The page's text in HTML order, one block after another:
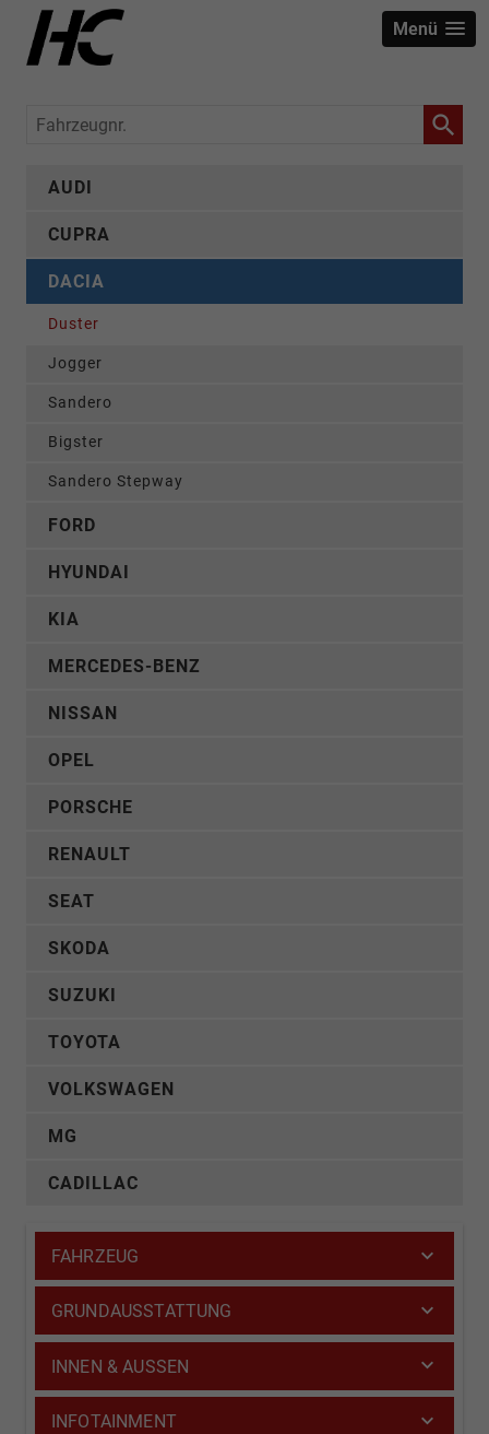
Menü
Fahrzeugnr.
AUDI
CUPRA
DACIA
Duster
Jogger
Sandero
Bigster
Sandero Stepway
FORD
HYUNDAI
KIA
MERCEDES-BENZ
NISSAN
OPEL
PORSCHE
RENAULT
SEAT
SKODA
SUZUKI
TOYOTA
VOLKSWAGEN
MG
CADILLAC
FAHRZEUG
GRUNDAUSSTATTUNG
INNEN & AUSSEN
INFOTAINMENT